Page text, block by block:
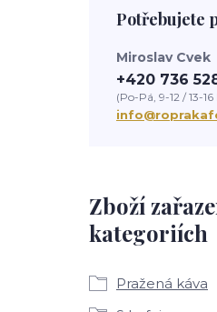
Zboží
kategoriích
Pražená káva
Potřebujete
Miroslav Cvek
+420 736
(Po-Pá, 9-12 / 13-